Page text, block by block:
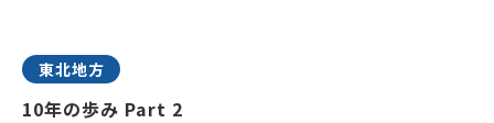
東北地方
10年の歩み Part 2